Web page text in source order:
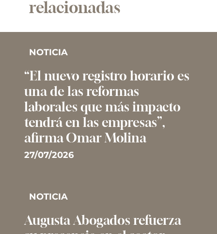
relacionadas
NOTICIA
“El nuevo registro horario es
una de las reformas
laborales que más impacto
tendrá en las empresas”,
afirma Omar Molina
27/07/2026
NOTICIA
Augusta Abogados refuerza